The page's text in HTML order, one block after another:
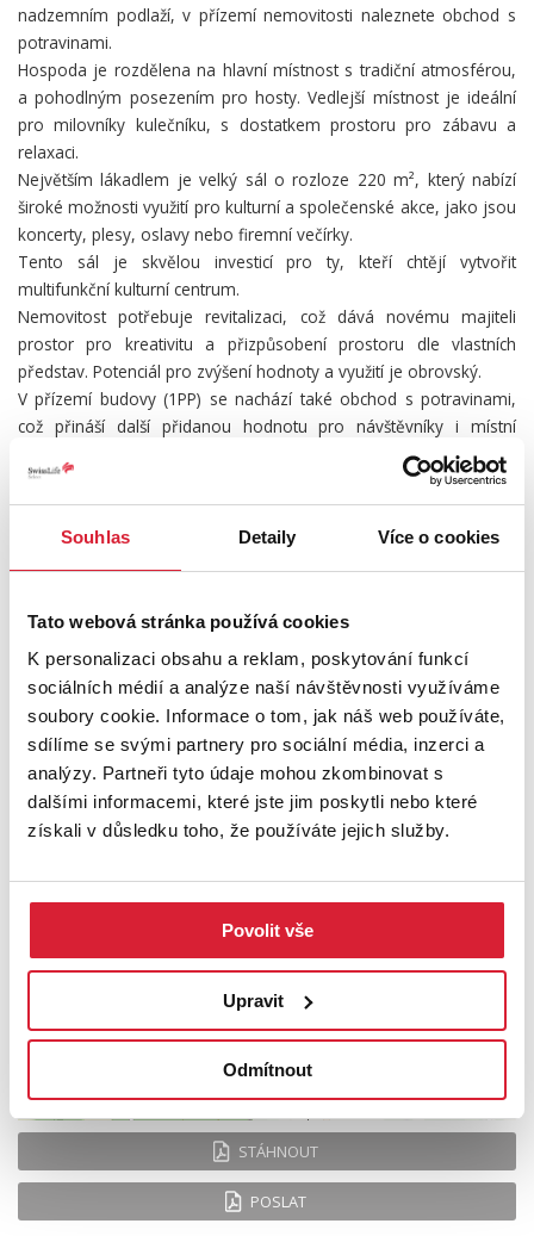
Souhlas Detaily Více o cookies
Tato webová stránka používá cookies
K personalizaci obsahu a reklam, poskytování funkcí
sociálních médií a analýze naší návštěvnosti využíváme
soubory cookie. Informace o tom, jak náš web používáte,
sdílíme se svými partnery pro sociální média, inzerci a
analýzy. Partneři tyto údaje mohou zkombinovat s
dalšími informacemi, které jste jim poskytli nebo které
získali v důsledku toho, že používáte jejich služby.
Povolit vše
Upravit
Odmítnout
nadzemním podlaží, v přízemí nemovitosti naleznete obchod s
potravinami.
Hospoda je rozdělena na hlavní místnost s tradiční atmosférou,
a pohodlným posezením pro hosty. Vedlejší místnost je ideální
pro milovníky kulečníku, s dostatkem prostoru pro zábavu a
relaxaci.
Největším lákadlem je velký sál o rozloze 220 m², který nabízí
široké možnosti využití pro kulturní a společenské akce, jako jsou
koncerty, plesy, oslavy nebo firemní večírky.
Tento sál je skvělou investicí pro ty, kteří chtějí vytvořit
multifunkční kulturní centrum.
Nemovitost potřebuje revitalizaci, což dává novému majiteli
prostor pro kreativitu a přizpůsobení prostoru dle vlastních
představ. Potenciál pro zvýšení hodnoty a využití je obrovský.
V přízemí budovy (1PP) se nachází také obchod s potravinami,
což přináší další přidanou hodnotu pro návštěvníky i místní
Neváhejte nás kontaktovat pro více informací a domluvení
prohlídky. Tento prostor je připraven na to, aby se stal novým
PODROBNOSTI
UMÍSTĚNÍ OBJEKTU
+
−
STÁHNOUT
POSLAT